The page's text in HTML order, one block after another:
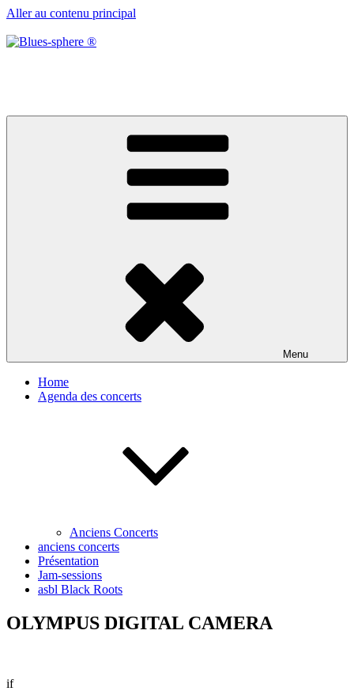
Aller au contenu principal
Menu
Home
Agenda des concerts
Anciens Concerts
anciens concerts
Présentation
Jam-sessions
asbl Black Roots
OLYMPUS DIGITAL CAMERA
if